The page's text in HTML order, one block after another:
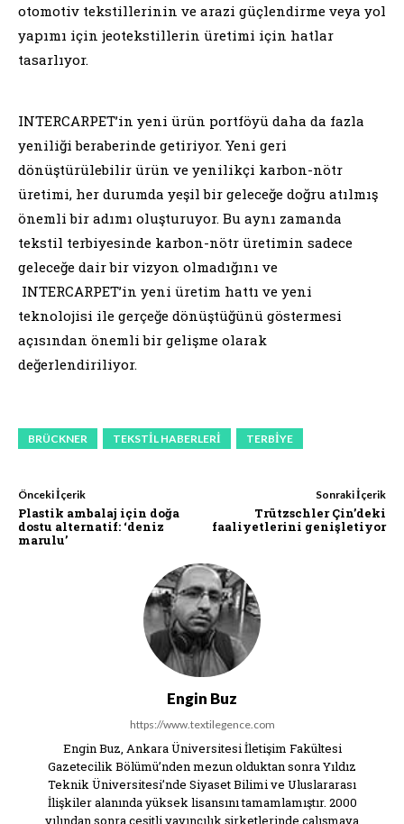
otomotiv tekstillerinin ve arazi güçlendirme veya yol
yapımı için jeotekstillerin üretimi için hatlar
tasarlıyor.
INTERCARPET’in yeni ürün portföyü daha da fazla
yeniliği beraberinde getiriyor. Yeni geri
dönüştürülebilir ürün ve yenilikçi karbon-nötr
üretimi, her durumda yeşil bir geleceğe doğru atılmış
önemli bir adımı oluşturuyor. Bu aynı zamanda
tekstil terbiyesinde karbon-nötr üretimin sadece
geleceğe dair bir vizyon olmadığını ve
INTERCARPET’in yeni üretim hattı ve yeni
teknolojisi ile gerçeğe dönüştüğünü göstermesi
açısından önemli bir gelişme olarak
değerlendiriliyor.
BRÜCKNER TEKSTIL HABERLERI TERBIYE
Önceki İçerik
Plastik ambalaj için doğa
dostu alternatif: ‘deniz
marulu’
Sonraki İçerik
Trützschler Çin’deki
faaliyetlerini genişletiyor
Engin Buz
https://www.textilegence.com
Engin Buz, Ankara Üniversitesi İletişim Fakültesi
Gazetecilik Bölümü’nden mezun olduktan sonra Yıldız
Teknik Üniversitesi’nde Siyaset Bilimi ve Uluslararası
İlişkiler alanında yüksek lisansını tamamlamıştır. 2000
yılından sonra çeşitli yayıncılık şirketlerinde çalışmaya